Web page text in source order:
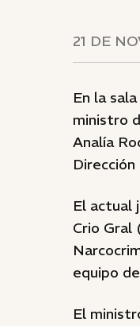
21 DE
En la
ministro
Analía
El actual
Crio Gral
equipo
El